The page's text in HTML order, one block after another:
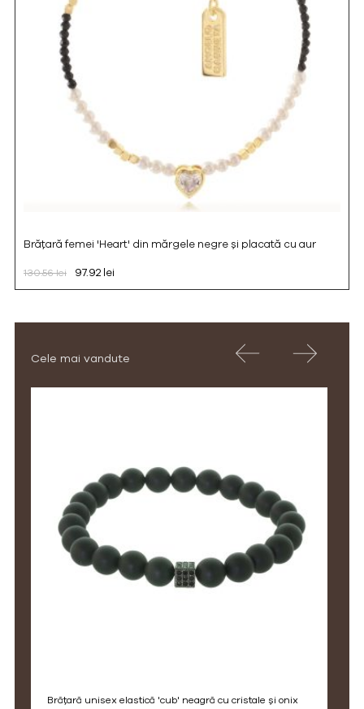
Brățară femei 'Heart' din mărgele negre și placată cu aur
130.56 lei 97.92 lei
Cele mai vandute
brățară unisex elastică 'cub' neagră cu cristale și onix